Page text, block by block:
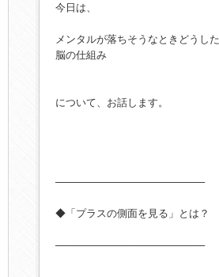
今日は、
メンタルが落ちそうなときどうし
脳の仕組み
について、お話します。
─────────────────────
◆「プラスの側面を見る」とは？
─────────────────────